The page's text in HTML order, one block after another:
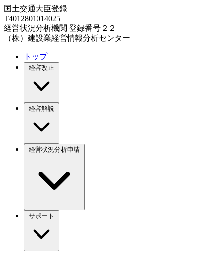
国土交通大臣登録
T4012801014025
経営状況分析機関 登録番号２２
（株）建設業経営情報分析センター
トップ
経審改正
経審解説
経営状況分析申請
サポート